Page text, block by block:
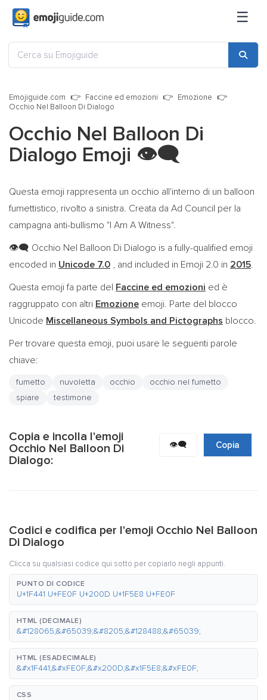
☰
Emojiguide.com Faccine ed emozioni
Emozione
Occhio Nel Balloon Di Dialogo
Occhio Nel Balloon Di
Dialogo Emoji 👁️‍🗨️
Questa emoji rappresenta un occhio all'interno di un balloon
fumettistico, rivolto a sinistra. Creata da Ad Council per la
campagna anti-bullismo "I Am A Witness".
👁️‍🗨️ Occhio Nel Balloon Di Dialogo is a fully-qualified emoji
encoded in Unicode 7.0 , and included in Emoji 2.0 in 2015.
Questa emoji fa parte del Faccine ed emozioni ed è
raggruppato con altri Emozione emoji. Parte del blocco
Unicode Miscellaneous Symbols and Pictographs blocco.
Per trovare questa emoji, puoi usare le seguenti parole
chiave:
fumetto nuvoletta occhio
occhio nel fumetto
spiare
testimone
Copia e incolla l'emoji
Occhio Nel Balloon Di
Dialogo:
👁️‍🗨️ Copia
Codici e codifica per l'emoji Occhio Nel Balloon
Di Dialogo
Clicca su qualsiasi codice qui sotto per copiarlo negli appunti.
PUNTO DI CODICE
U+1F441 U+FE0F U+200D U+1F5E8 U+FE0F
HTML (DECIMALE)
&#128065;&#65039;&#8205;&#128488;&#65039;
HTML (ESADECIMALE)
&#x1F441;&#xFE0F;&#x200D;&#x1F5E8;&#xFE0F;
CSS